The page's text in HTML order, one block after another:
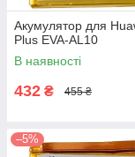
Акумулятор для
Plus EVA-AL10
В наявності
432 ₴ 455 ₴
–5%